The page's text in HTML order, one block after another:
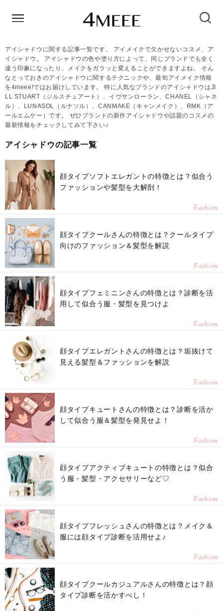
アイシャドウに関する記事一覧です。 アイメイクで欠かせないコスメ、ア
イシャドウ。 アイシャドウの色や塗り方によって、同じブランドでも全く
違う印象になったり、メイクをガラッと変えることができますよね。 そん
なとっておきのアイシャドウに関するテクニックや、最旬アイメイク情報
を4meee!ではお届けしています。 特に人気なブランドのアイシャドウはJI
LL STUART（ジルスチュアート）、イヴサンローラン、CHANEL（シャネ
ル）、LUNASOL（ルナソル）、CANMAKE（キャンメイク）、RMK（ア
ールエムケー）です。 ぜひブランドの新作アイシャドウや話題のコスメの
最新情報をチェックしてみて下さい♪
アイシャドウの記事一覧
顔タイプソフトエレガントの特徴とは？似合う
ファッションや髪型を大解剖！
Fashion
顔タイプクールさんの特徴とは？クールタイプ
向けのファッション＆髪型を解説
Fashion
顔タイプフェミニンさんの特徴とは？診断を活
用して似合う服・髪型を見つけよ
Fashion
顔タイプエレガントさんの特徴とは？垢抜けて
見える髪型＆ファッションを解説
Fashion
顔タイプキュートさんの特徴とは？診断を活か
して似合う服＆髪型を発見せよ！
Fashion
顔タイプアクティブキュートの特徴とは？似合
う服・髪型・アクセサリーなど♡
Fashion
顔タイプフレッシュさんの特徴とは？メイク＆
服には顔タイプ診断を活用せよ♪
Fashion
顔タイプクールカジュアルさんの特徴とは？顔
タイプ診断を活かすべし！